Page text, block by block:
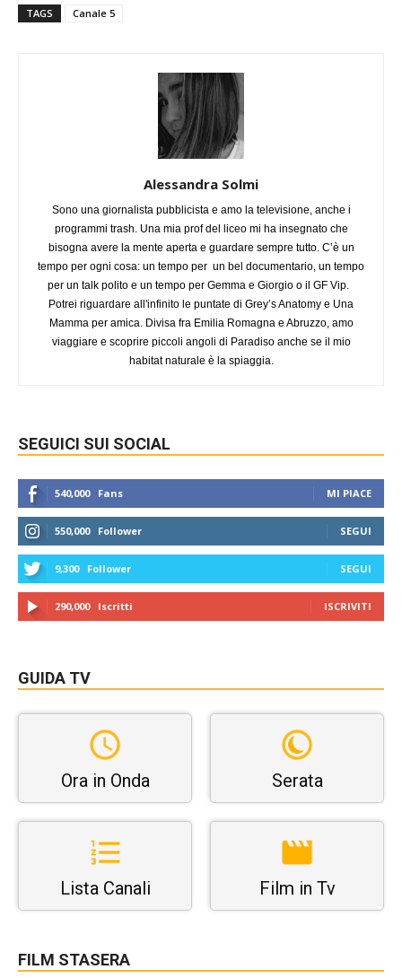
TAGS Canale 5
Alessandra Solmi
Sono una giornalista pubblicista e amo la televisione, anche i
programmi trash. Una mia prof del liceo mi ha insegnato che
bisogna avere la mente aperta e guardare sempre tutto. C’è un
tempo per ogni cosa: un tempo per un bel documentario, un tempo
per un talk polito e un tempo per Gemma e Giorgio o il GF Vip.
Potrei riguardare all'infinito le puntate di Grey’s Anatomy e Una
Mamma per amica. Divisa fra Emilia Romagna e Abruzzo, amo
viaggiare e scoprire piccoli angoli di Paradiso anche se il mio
habitat naturale è la spiaggia.
SEGUICI SUI SOCIAL
540,000 Fans MI PIACE
550,000 Follower SEGUI
9,300 Follower SEGUI
290,000 Iscritti ISCRIVITI
GUIDA TV
Ora in Onda Serata
Lista Canali Film in Tv
FILM STASERA